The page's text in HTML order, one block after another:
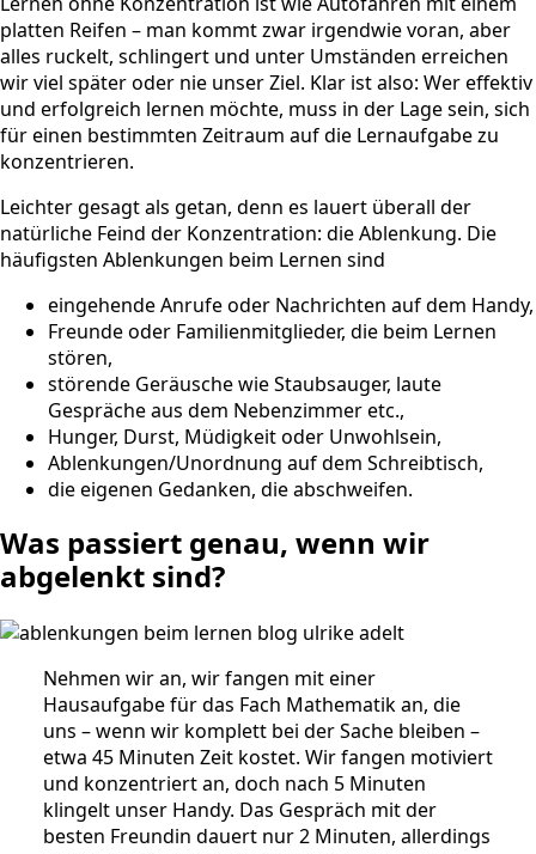
platten Reifen – man kommt zwar irgendwie voran, aber
alles ruckelt, schlingert und unter Umständen erreichen
wir viel später oder nie unser Ziel. Klar ist also: Wer effektiv
und erfolgreich lernen möchte, muss in der Lage sein, sich
für einen bestimmten Zeitraum auf die Lernaufgabe zu
konzentrieren.
Leichter gesagt als getan, denn es lauert überall der
natürliche Feind der Konzentration: die Ablenkung. Die
häufigsten Ablenkungen beim Lernen sind
eingehende Anrufe oder Nachrichten auf dem Handy,
Freunde oder Familienmitglieder, die beim Lernen
stören,
störende Geräusche wie Staubsauger, laute
Gespräche aus dem Nebenzimmer etc.,
Hunger, Durst, Müdigkeit oder Unwohlsein,
Ablenkungen/Unordnung auf dem Schreibtisch,
die eigenen Gedanken, die abschweifen.
Was passiert genau, wenn wir
abgelenkt sind?
Nehmen wir an, wir fangen mit einer
Hausaufgabe für das Fach Mathematik an, die
uns – wenn wir komplett bei der Sache bleiben –
etwa 45 Minuten Zeit kostet. Wir fangen motiviert
und konzentriert an, doch nach 5 Minuten
klingelt unser Handy. Das Gespräch mit der
besten Freundin dauert nur 2 Minuten, allerdings